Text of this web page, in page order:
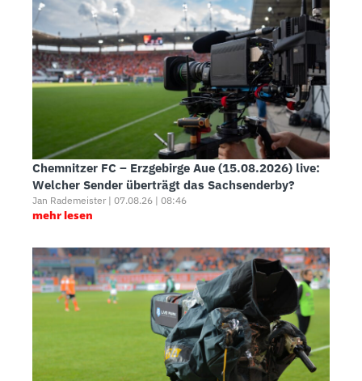
Chemnitzer FC – Erzgebirge Aue (15.08.2026) live:
Welcher Sender überträgt das Sachsenderby?
Jan Rademeister | 07.08.26 | 08:46
mehr lesen